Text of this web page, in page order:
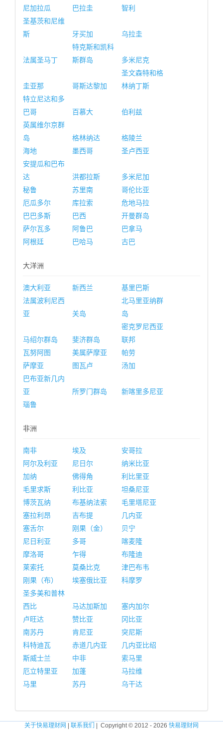
尼加拉瓜
巴拉圭
智利
圣基茨和尼维
斯
牙买加 乌拉圭
法属圣马丁
特克斯和凯科
斯群岛
多米尼克
圭亚那 哥斯达黎加
圣文森特和格
林纳丁斯
特立尼达和多
巴哥
百慕大
伯利兹
英属维尔京群
岛
格林纳达
格陵兰
海地
墨西哥
圣卢西亚
安提瓜和巴布
达
洪都拉斯
多米尼加
秘鲁
苏里南
哥伦比亚
厄瓜多尔
库拉索
危地马拉
巴巴多斯
巴西
开曼群岛
萨尔瓦多
阿鲁巴
巴拿马
阿根廷
巴哈马 古巴
大洋洲
澳大利亚 新西兰
基里巴斯
法属波利尼西
亚
关岛
北马里亚纳群
岛
马绍尔群岛 斐济群岛
密克罗尼西亚
联邦
瓦努阿图
美属萨摩亚
帕劳
萨摩亚
图瓦卢
汤加
巴布亚新几内
亚
所罗门群岛
新喀里多尼亚
瑙鲁
非洲
南非 埃及
安哥拉
阿尔及利亚
尼日尔
纳米比亚
加纳
佛得角
利比里亚
毛里求斯
利比亚
坦桑尼亚
博茨瓦纳
布基纳法索
毛里塔尼亚
塞拉利昂
吉布提
几内亚
塞舌尔
刚果（金）
贝宁
尼日利亚
多哥
喀麦隆
摩洛哥
乍得
布隆迪
莱索托
莫桑比克
津巴布韦
刚果（布）
埃塞俄比亚
科摩罗
圣多美和普林
西比
马达加斯加
塞内加尔
卢旺达
赞比亚
冈比亚
南苏丹
肯尼亚
突尼斯
科特迪瓦
赤道几内亚
几内亚比绍
斯威士兰
中非
索马里
厄立特里亚
加蓬
马拉维
马里
苏丹 乌干达
关于快易理财网 联系我们 | Copyright © 2012 - 2026 快易理财网